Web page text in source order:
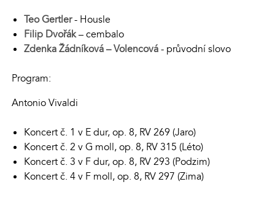
Teo Gertler- Housle
Filip Dvořák– cembalo
Zdenka Žádníková – Volencová- průvodní slovo
Program:
Antonio Vivaldi
Koncert č. 1 v E dur, op. 8, RV 269 (Jaro)
Koncert č. 2 v G moll, op. 8, RV 315 (Léto)
Koncert č. 3 v F dur, op. 8, RV 293 (Podzim)
Koncert č. 4 v F moll, op. 8, RV 297 (Zima)